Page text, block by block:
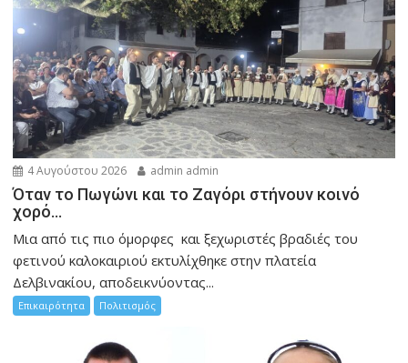
4 Αυγούστου 2026 admin admin
Όταν το Πωγώνι και το Ζαγόρι στήνουν κοινό
χορό…
Μια από τις πιο όμορφες και ξεχωριστές βραδιές του
φετινού καλοκαιριού εκτυλίχθηκε στην πλατεία
Δελβινακίου, αποδεικνύοντας...
Επικαιρότητα Πολιτισμός